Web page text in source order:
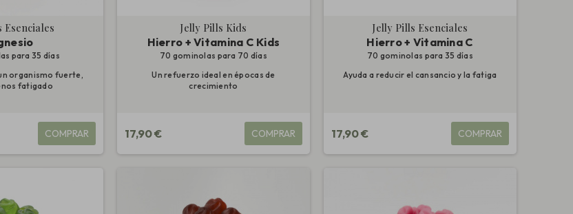
Esenciales
para 35 días
organismo fuerte,
fatigado
COMPRAR
Jelly Pills Kids
Hierro + Vitamina C Kids
70 gominolas para 70 días
Un refuerzo ideal en épocas de
crecimiento
17,90 € COMPRAR
Jelly Pills Esenciales
Hierro + Vitamina C
70 gominolas para 35 días
Ayuda a reducir el cansancio y la fatiga
17,90 € COMPRAR